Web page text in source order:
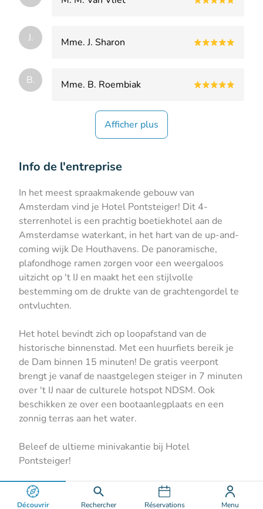
Découvrir Rechercher Réservations Menu
J. Mme. J. Sharon
B. Mme. B. Roembiak
Afficher plus
Info de l'entreprise
In het meest spraakmakende gebouw van
Amsterdam vind je Hotel Pontsteiger! Dit 4-
sterrenhotel is een prachtig boetiekhotel aan de
Amsterdamse waterkant, in het hart van de up-and-
coming wijk De Houthavens. De panoramische,
plafondhoge ramen zorgen voor een weergaloos
uitzicht op 't IJ en maakt het een stijlvolle
bestemming om de drukte van de grachtengordel te
ontvluchten.
Het hotel bevindt zich op loopafstand van de
historische binnenstad. Met een huurfiets bereik je
de Dam binnen 15 minuten! De gratis veerpont
brengt je vanaf de naastgelegen steiger in 7 minuten
over 't IJ naar de culturele hotspot NDSM. Ook
beschikken ze over een bootaanlegplaats en een
zonnig terras aan het water.
Beleef de ultieme minivakantie bij Hotel
Pontsteiger!